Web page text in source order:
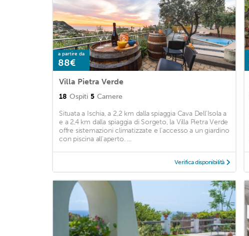
a partire da
88€
Villa Pietra Verde
18 Ospiti 5 Camere
Situata a Ischia, a 2,2 km dalla spiaggia Cava Dell'Isola a
e a 2,4 km dalla spiaggia di Sorgeto, la Villa Pietra Verde
offre sistemazioni climatizzate e l'accesso a un giardino
con piscina all'aperto. ...
Verifica disponibilità